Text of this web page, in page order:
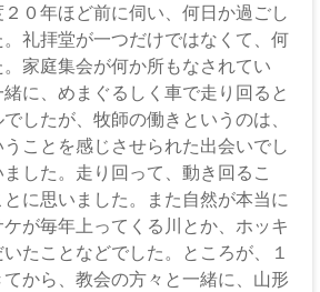
０年ほど前に伺い、何日か過ごし
礼拝堂が一つだけではなくて、何
家庭集会が何か所もなされてい
に、めまぐるしく車で走り回ると
したが、牧師の働きというのは、
ことを感じさせられた出会いでし
した。走り回って、動き回るこ
に思いました。また自然が本当に
が毎年上ってくる川とか、ホッキ
たことなどでした。ところが、１
から、教会の方々と一緒に、山形